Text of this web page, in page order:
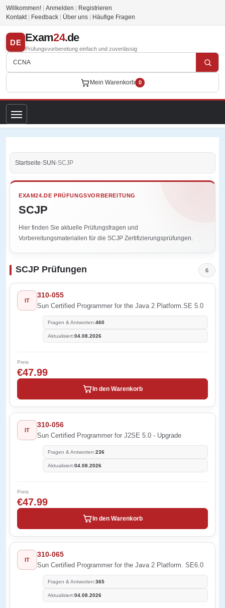
Willkommen! Anmelden
Registrieren
Kontakt
Feedback Über uns Häufige Fragen
DE Exam24.de
Prüfungsvorbereitung einfach und zuverlässig
Mein Warenkorb 0
Startseite›SUN›SCJP
EXAM24.DE PRÜFUNGSVORBEREITUNG
SCJP
Hier finden Sie aktuelle Prüfungsfragen und
Vorbereitungsmaterialien für die SCJP Zertifizierungsprüfungen.
SCJP Prüfungen 6
IT
310-055
Sun Certified Programmer for the Java 2 Platform.SE 5.0
Fragen & Antworten:460
Aktualisiert:04.08.2026
Preis
€47.99
In den Warenkorb
IT
310-056
Sun Certified Programmer for J2SE 5.0 - Upgrade
Fragen & Antworten:236
Aktualisiert:04.08.2026
Preis
€47.99
In den Warenkorb
IT
310-065
Sun Certified Programmer for the Java 2 Platform. SE6.0
Fragen & Antworten:365
Aktualisiert:04.08.2026